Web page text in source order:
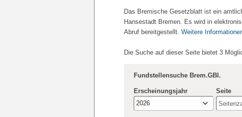
Das Bremische Gesetzblatt ist ein
Hansestadt Bremen. Es wird in
Abruf bereitgestellt. Weitere
Die Suche auf dieser Seite bietet 3
Fundstellensuche Brem.GBl.
Erscheinungsjahr
2026
Seite